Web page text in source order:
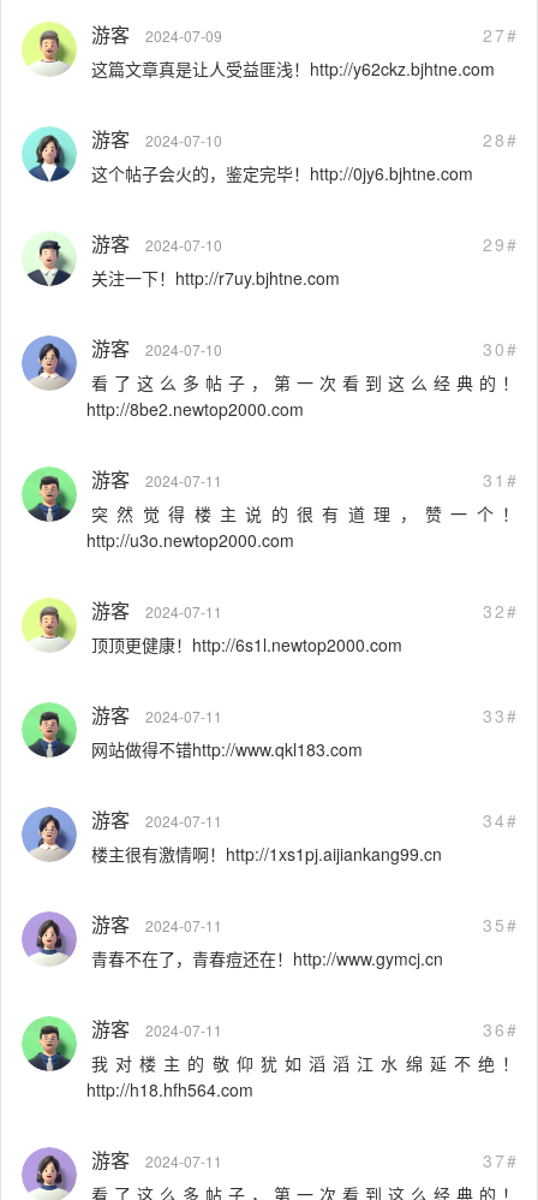
游客 2024-07-09
27#
这篇文章真是让人受益匪浅！http://y62ckz.bjhtne.com
游客 2024-07-10
28#
这个帖子会火的，鉴定完毕！http://0jy6.bjhtne.com
游客 2024-07-10
29#
关注一下！http://r7uy.bjhtne.com
游客 2024-07-10
30#
看了这么多帖子，第一次看到这么经典的！
http://8be2.newtop2000.com
游客 2024-07-11
31#
突然觉得楼主说的很有道理，赞一个！
http://u3o.newtop2000.com
游客 2024-07-11
32#
顶顶更健康！http://6s1l.newtop2000.com
游客 2024-07-11
33#
网站做得不错http://www.qkl183.com
游客 2024-07-11
34#
楼主很有激情啊！http://1xs1pj.aijiankang99.cn
游客 2024-07-11
35#
青春不在了，青春痘还在！http://www.gymcj.cn
游客 2024-07-11
36#
我对楼主的敬仰犹如滔滔江水绵延不绝！
http://h18.hfh564.com
游客 2024-07-11
37#
看了这么多帖子，第一次看到这么经典的！